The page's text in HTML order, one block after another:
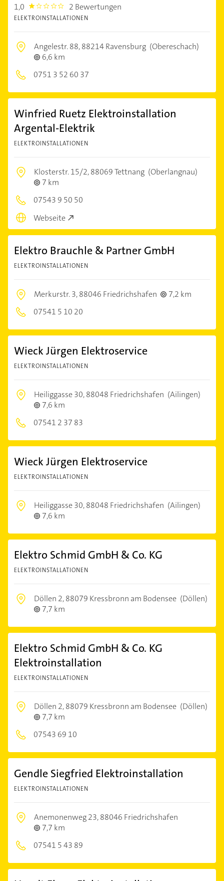
1,0 1.0 2 Bewertungen
ELEKTROINSTALLATIONEN
Angelestr. 88,88214 Ravensburg (Obereschach)
6,6 km
0751 3 52 60 37
Winfried Ruetz Elektroinstallation
Argental-Elektrik
ELEKTROINSTALLATIONEN
Klosterstr. 15/2,88069 Tettnang (Oberlangnau)
7 km
07543 9 50 50
Webseite
Elektro Brauchle & Partner GmbH
ELEKTROINSTALLATIONEN
Merkurstr. 3,88046 Friedrichshafen
7,2 km
07541 5 10 20
Wieck Jürgen Elektroservice
ELEKTROINSTALLATIONEN
Heiliggasse 30,88048 Friedrichshafen (Ailingen)
7,6 km
07541 2 37 83
Wieck Jürgen Elektroservice
ELEKTROINSTALLATIONEN
Heiliggasse 30,88048 Friedrichshafen (Ailingen)
7,6 km
Elektro Schmid GmbH & Co. KG
ELEKTROINSTALLATIONEN
Döllen 2,88079 Kressbronn am Bodensee (Döllen)
7,7 km
Elektro Schmid GmbH & Co. KG
Elektroinstallation
ELEKTROINSTALLATIONEN
Döllen 2,88079 Kressbronn am Bodensee (Döllen)
7,7 km
07543 69 10
Gendle Siegfried Elektroinstallation
ELEKTROINSTALLATIONEN
Anemonenweg 23,88046 Friedrichshafen
7,7 km
07541 5 43 89